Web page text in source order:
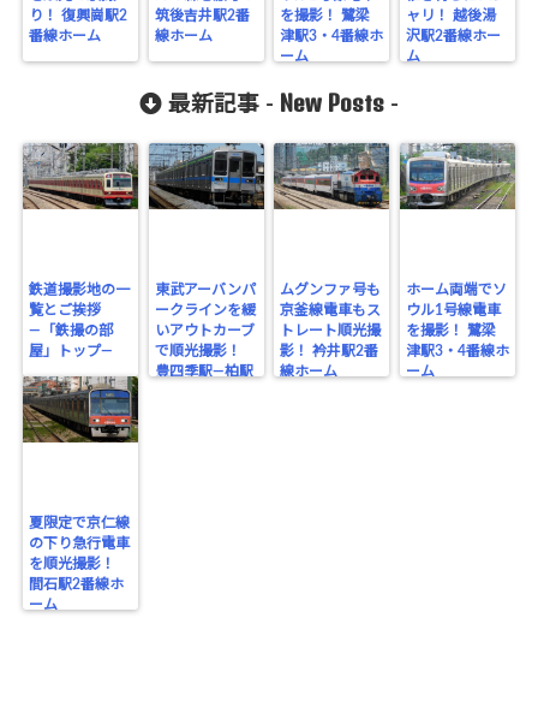
り！ 復興崗駅2
番線ホーム
筑後吉井駅2番
線ホーム
を撮影！ 鷺梁
津駅3・4番線ホ
ーム
ャリ！ 越後湯
沢駅2番線ホー
ム
最新記事 - New Posts -
鉄道撮影地の一
覧とご挨拶
―「鉄撮の部
屋」トップ―
東武アーバンパ
ークラインを緩
いアウトカーブ
で順光撮影！
豊四季駅―柏駅
ムグンファ号も
京釜線電車もス
トレート順光撮
影！ 衿井駅2番
線ホーム
ホーム両端でソ
ウル1号線電車
を撮影！ 鷺梁
津駅3・4番線ホ
ーム
夏限定で京仁線
の下り急行電車
を順光撮影！
間石駅2番線ホ
ーム